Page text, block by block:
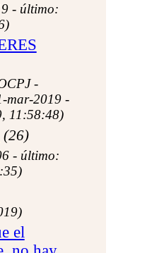
- último:
-
mar-2019 -
11:58:48)
(26)
- último:
el